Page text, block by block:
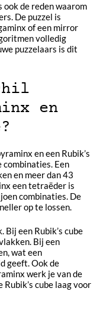
de reden waarom
De puzzel is
of een mirror
volledig
puzzelaars is dit
en
en een Rubik’s
combinaties. Een
en meer dan 43
een tetraëder is
combinaties. De
op te lossen.
een Rubik’s cube
Bij een
wat een
geeft. Ook de
werk je van de
cube laag voor